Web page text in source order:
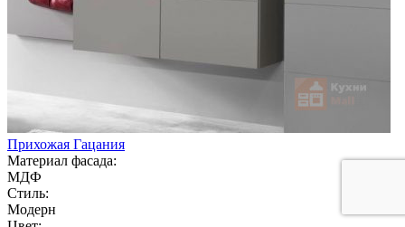
Прихожая Гацания
Материал фасада:
МДФ
Стиль:
Модерн